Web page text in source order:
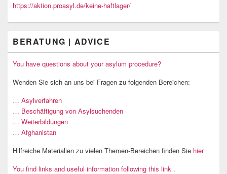
https://aktion.proasyl.de/keine-haftlager/
BERATUNG | ADVICE
You have questions about your asylum procedure?
Wenden Sie sich an uns bei Fragen zu folgenden Bereichen:
… Asylverfahren
… Beschäftigung von Asylsuchenden
… Weiterbildungen
… Afghanistan
Hilfreiche Materialien zu vielen Themen-Bereichen finden Sie hier
You find links and useful information following this link .